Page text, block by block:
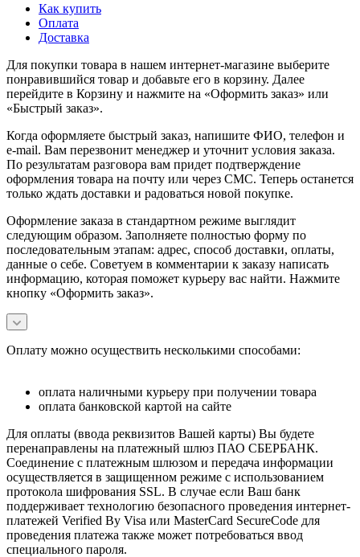
Как купить
Оплата
Доставка
Для покупки товара в нашем интернет-магазине выберите
понравившийся товар и добавьте его в корзину. Далее
перейдите в Корзину и нажмите на «Оформить заказ» или
«Быстрый заказ».
Когда оформляете быстрый заказ, напишите ФИО, телефон и
e-mail. Вам перезвонит менеджер и уточнит условия заказа.
По результатам разговора вам придет подтверждение
оформления товара на почту или через СМС. Теперь останется
только ждать доставки и радоваться новой покупке.
Оформление заказа в стандартном режиме выглядит
следующим образом. Заполняете полностью форму по
последовательным этапам: адрес, способ доставки, оплаты,
данные о себе. Советуем в комментарии к заказу написать
информацию, которая поможет курьеру вас найти. Нажмите
кнопку «Оформить заказ».
Оплату можно осуществить несколькими способами:
оплата наличными курьеру при получении товара
оплата банковской картой на сайте
Для оплаты (ввода реквизитов Вашей карты) Вы будете
перенаправлены на платежный шлюз ПАО СБЕРБАНК.
Соединение с платежным шлюзом и передача информации
осуществляется в защищенном режиме с использованием
протокола шифрования SSL. В случае если Ваш банк
поддерживает технологию безопасного проведения интернет-
платежей Verified By Visa или MasterCard SecureCode для
проведения платежа также может потребоваться ввод
специального пароля.